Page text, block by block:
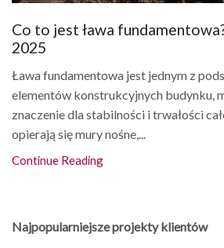
Co to jest ława
2025
Ława fundamentowa jest jednym z
elementów konstrukcyjnych budynku,
znaczenie dla stabilności i trwałości
opierają się mury nośne,...
Continue Reading
Najpopularniejsze projekty klientów